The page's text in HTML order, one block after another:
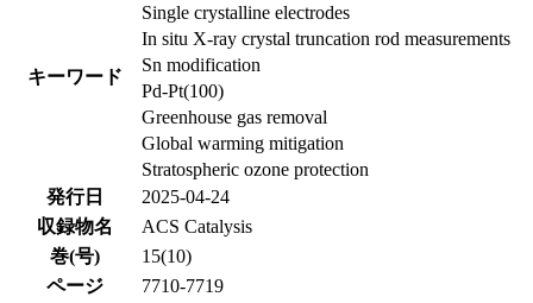
キーワード
Single crystalline electrodes
In situ X-ray crystal truncation rod measurements
Sn modification
Pd-Pt(100)
Greenhouse gas removal
Global warming mitigation
Stratospheric ozone protection
発行日
2025-04-24
収録物名
ACS Catalysis
巻(号)
15(10)
ページ
7710-7719